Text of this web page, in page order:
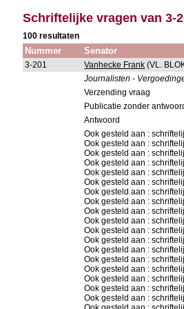
Schriftelijke vragen van 3-
100 resultaten
Nummer Senator
3-201 Vanhecke Frank (VL.
Journalisten -
Verzending vraag
Publicatie zonder
Antwoord
Ook gesteld aan :
Ook gesteld aan :
Ook gesteld aan :
Ook gesteld aan :
Ook gesteld aan :
Ook gesteld aan :
Ook gesteld aan :
Ook gesteld aan :
Ook gesteld aan :
Ook gesteld aan :
Ook gesteld aan :
Ook gesteld aan :
Ook gesteld aan :
Ook gesteld aan :
Ook gesteld aan :
Ook gesteld aan :
Ook gesteld aan :
Ook gesteld aan :